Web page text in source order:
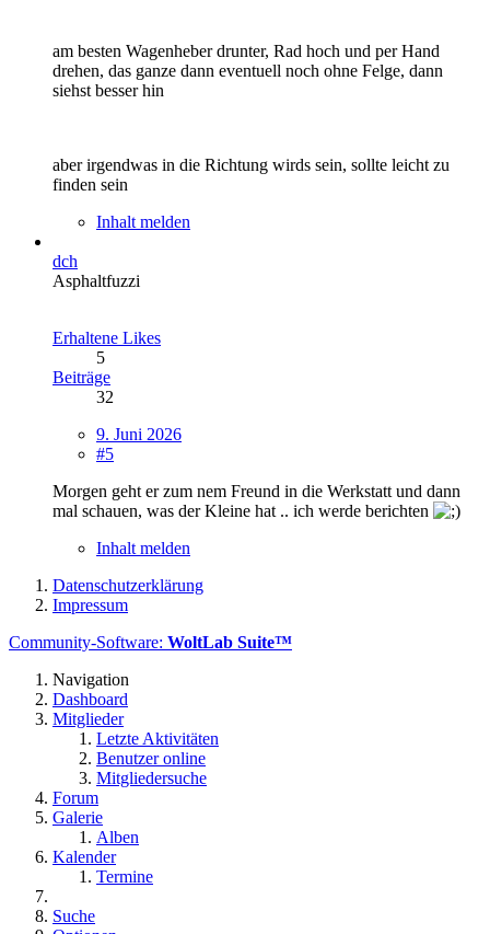
am besten Wagenheber drunter, Rad hoch und per Hand
drehen, das ganze dann eventuell noch ohne Felge, dann
siehst besser hin
aber irgendwas in die Richtung wirds sein, sollte leicht zu
finden sein
Inhalt melden
dch
Asphaltfuzzi
Erhaltene Likes
5
Beiträge
32
9. Juni 2026
#5
Morgen geht er zum nem Freund in die Werkstatt und dann
mal schauen, was der Kleine hat .. ich werde berichten
Inhalt melden
Datenschutzerklärung
Impressum
Community-Software: WoltLab Suite™
Navigation
Dashboard
Mitglieder
Letzte Aktivitäten
Benutzer online
Mitgliedersuche
Forum
Galerie
Alben
Kalender
Termine
Suche